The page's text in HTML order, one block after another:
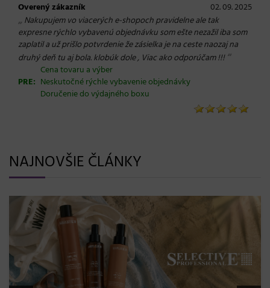
Overený zákazník 02. 09. 2025
„ Nakupujem vo viacerých e-shopoch pravidelne ale tak
expresne rýchlo vybavenú objednávku som ešte nezažil iba som
zaplatil a už prišlo potvrdenie že zásielka je na ceste naozaj na
druhý deň tu aj bola. klobúk dole , Viac ako odporúčam !!!“
PRE:
Cena tovaru a výber
Neskutočné rýchle vybavenie objednávky
Doručenie do výdajného boxu
NAJNOVŠIE ČLÁNKY